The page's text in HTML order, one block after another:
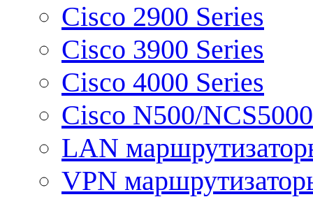
Cisco 2900 Series
Cisco 3900 Series
Cisco 4000 Series
Cisco N500/
LAN
VPN